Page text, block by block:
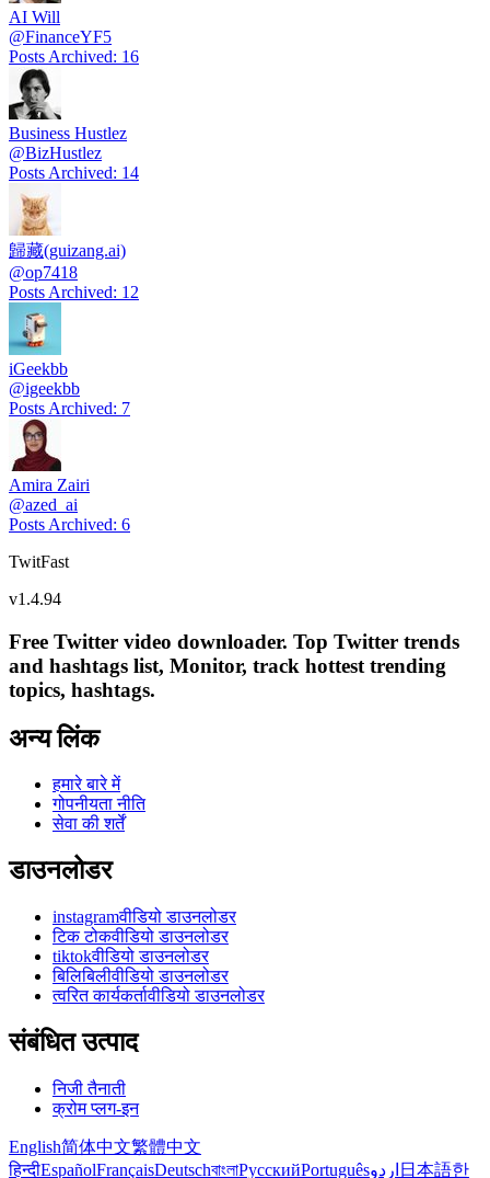
AI Will
@FinanceYF5
Posts Archived: 16
Business Hustlez
@BizHustlez
Posts Archived: 14
歸藏(guizang.ai)
@op7418
Posts Archived: 12
iGeekbb
@igeekbb
Posts Archived: 7
Amira Zairi
@azed_ai
Posts Archived: 6
TwitFast
v1.4.94
Free Twitter video downloader. Top Twitter trends
and hashtags list, Monitor, track hottest trending
topics, hashtags.
अन्य लिंक
हमारे बारे में
गोपनीयता नीति
सेवा की शर्तें
डाउनलोडर
instagramवीडियो डाउनलोडर
टिक टोकवीडियो डाउनलोडर
tiktokवीडियो डाउनलोडर
बिलिबिलीवीडियो डाउनलोडर
त्वरित कार्यकर्तावीडियो डाउनलोडर
संबंधित उत्पाद
निजी तैनाती
क्रोम प्लग-इन
English简体中文繁體中文
हिन्दीEspañolFrançaisDeutschবাংলাРусскийPortuguêsاردو 日本語한